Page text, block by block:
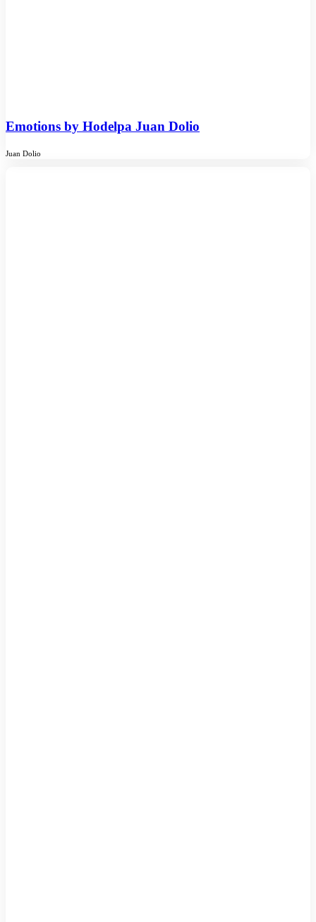
Emotions by Hodelpa Juan Dolio
Juan Dolio